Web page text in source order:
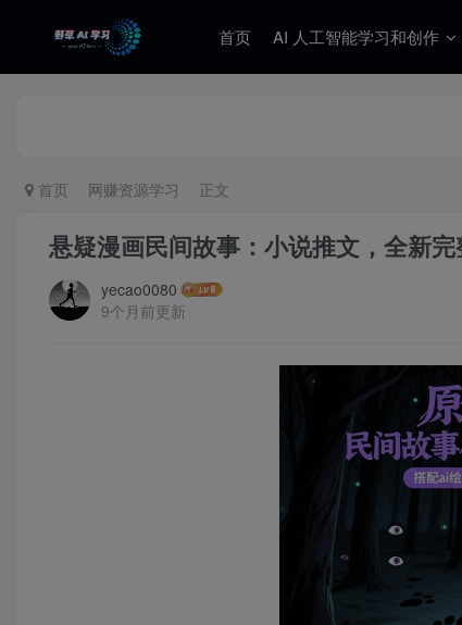
首页 AI 人工智能学习和创作
首页 网赚资源学习 正文
悬疑漫画民间故事：小说推文，全新
yecao0080
9个月前更新